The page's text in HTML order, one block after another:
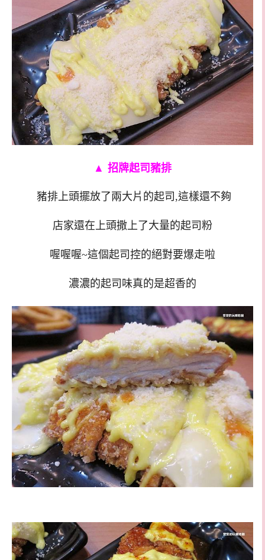
▲ 招牌起司豬排
豬排上頭擺放了兩大片的起司,這樣還不夠
店家還在上頭撒上了大量的起司粉
喔喔喔~這個起司控的絕對要爆走啦
濃濃的起司味真的是超香的